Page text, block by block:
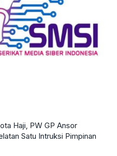
Haji, PW GP Ansor
Satu Intruksi Pimpinan